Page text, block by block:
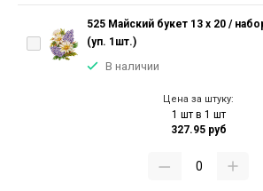
525 Майский букет 13 х 20 /
(уп. 1шт.)
В наличии
Цена за штуку:
1 шт в 1 шт
327.95 руб